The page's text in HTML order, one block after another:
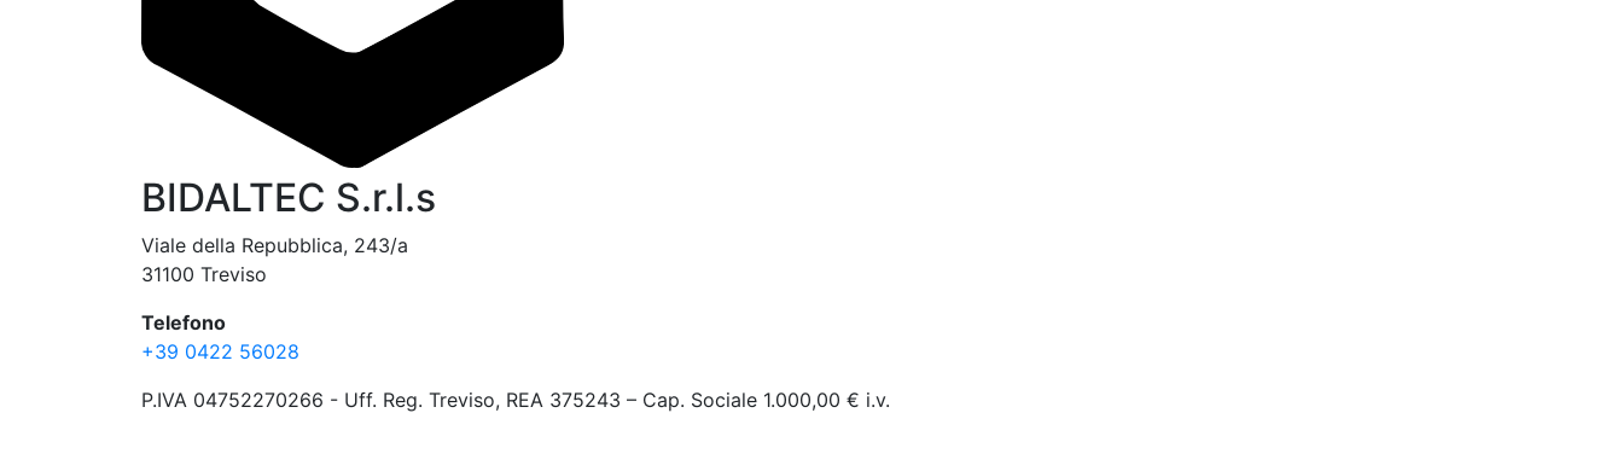
BIDALTEC S.r.l.s
Viale della Repubblica, 243/a
31100 Treviso
Telefono
+39 0422 56028
P.IVA 04752270266 - Uff. Reg. Treviso, REA 375243 – Cap. Sociale 1.000,00 € i.v.